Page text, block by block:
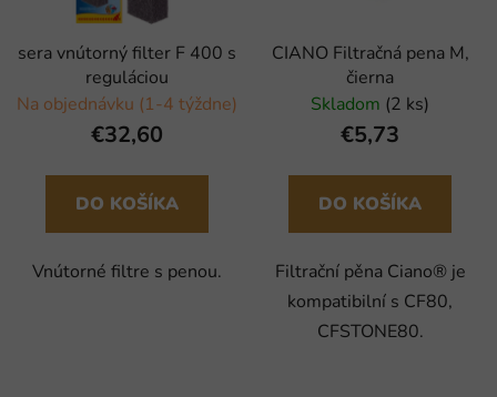
sera vnútorný filter F 400 s
reguláciou
Na objednávku (1-4 týždne)
€32,60
DO KOŠÍKA
Vnútorné filtre s penou.
CIANO Filtračná pena M,
čierna
Skladom (2 ks)
€5,73
DO KOŠÍKA
Filtrační pěna Ciano® je
kompatibilní s CF80,
CFSTONE80.